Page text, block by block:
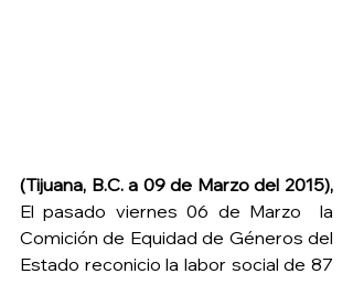
(Tijuana, B.C. a 09 de Marzo del 2015),
El pasado viernes 06 de Marzo  la
Comición de Equidad de Géneros del
Estado reconicio la labor social de 87